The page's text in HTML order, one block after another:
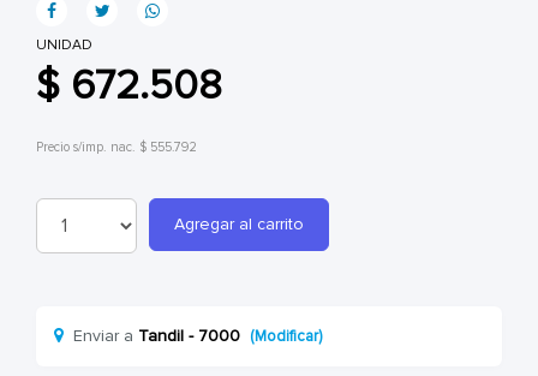
UNIDAD
$ 672.508
Precio s/imp. nac. $ 555.792
Agregar al carrito
Enviar a Tandil - 7000 (Modificar)